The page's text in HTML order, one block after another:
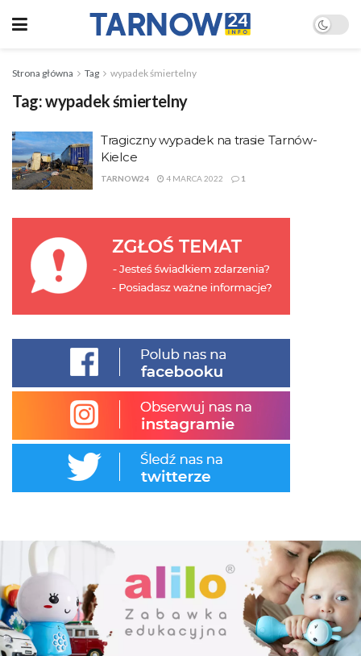
Strona główna Tag wypadek śmiertelny
Tag:wypadek śmiertelny
Tragiczny wypadek na trasie Tarnów-
Kielce
TARNOW24 4 MARCA 2022 1